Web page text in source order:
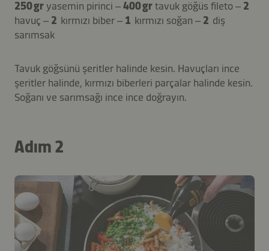
250 gr yasemin pirinci –400 grtavuk göğüs fileto – 2
havuç – 2 kırmızı biber – 1 kırmızı soğan – 2 diş
sarımsak
Tavuk göğsünü şeritler halinde kesin. Havuçları ince
şeritler halinde, kırmızı biberleri parçalar halinde kesin.
Soğanı ve sarımsağı ince ince doğrayın.
Adım 2